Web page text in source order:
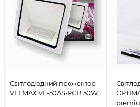
Світлодіодний прожектор
VELMAX VF-50AS-RGB 50W